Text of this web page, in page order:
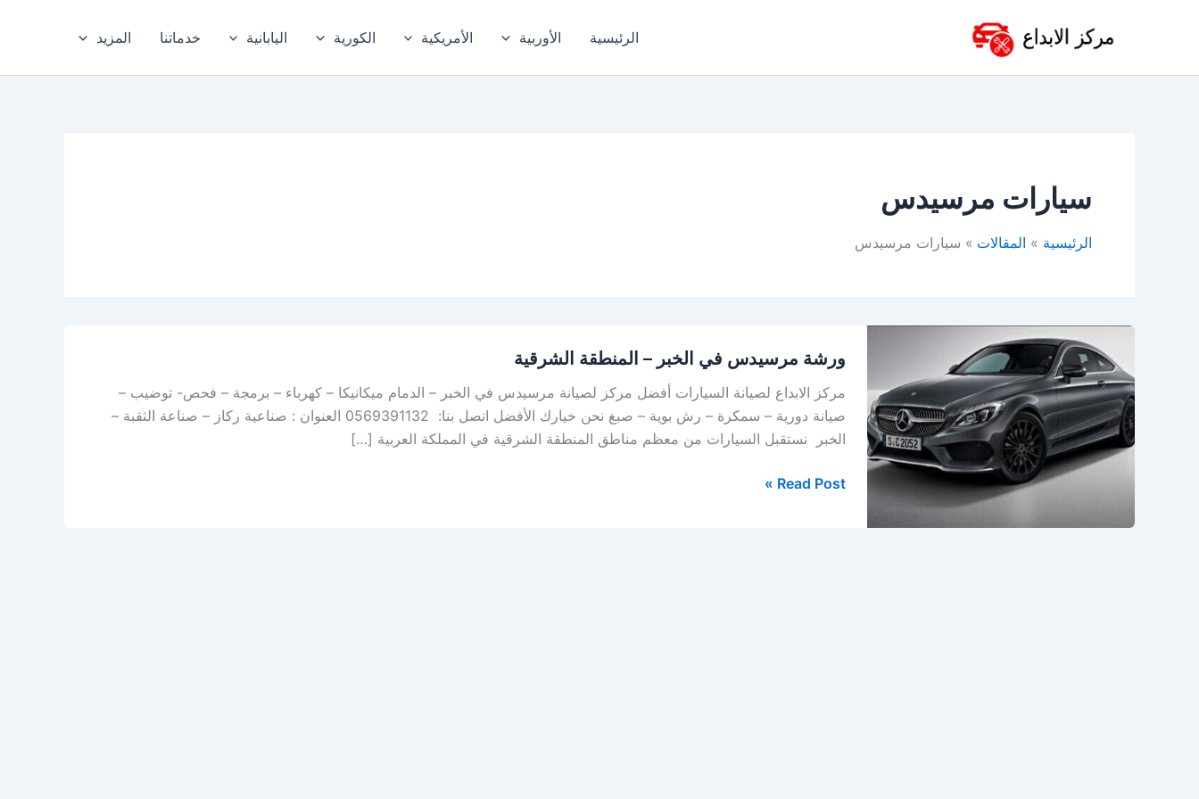
الرئيسية الأوربية الأمريكية الكورية اليابانية خدماتنا المزيد
سيارات مرسيدس
الرئيسية المقالات سيارات مرسيدس
ورشة مرسيدس في الخبر – المنطقة الشرقية
مركز الابداع لصيانة السيارات أفضل مركز لصيانة مرسيدس في الخبر – الدمام ميكانيكا – كهرباء – برمجة – فحص- توضيب –
صيانة دورية – سمكرة – رش بوية – صبغ نحن خيارك الأفضل اتصل بنا: 0569391132 العنوان : صناعية ركاز – صناعة الثقبة –
الخبر نستقبل السيارات من معظم مناطق المنطقة الشرقية في المملكة العربية […]
مرسيدس
الخبر
المنطقة
الشرقية
Read Post »